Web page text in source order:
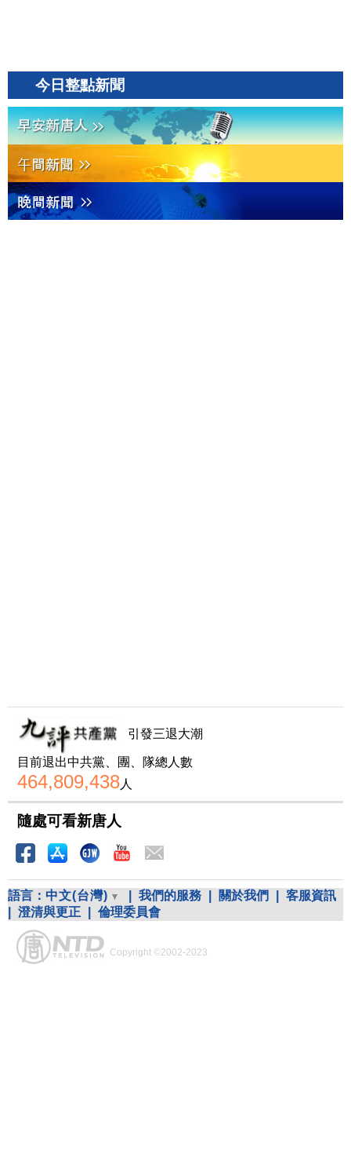
今日整點新聞
引發三退大潮
目前退出中共黨、團、隊總人數
464,809,438人
隨處可看新唐人
語言： 中文(台灣) 我們的服務 關於我們
客服資訊
澄清與更正 倫理委員會
Copyright ©2002-2023